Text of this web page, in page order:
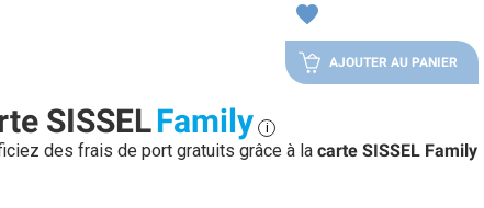
favorite
AJOUTER AU PANIER
SISSELFamily i
des frais de port gratuits grâce à la carte SISSEL Family